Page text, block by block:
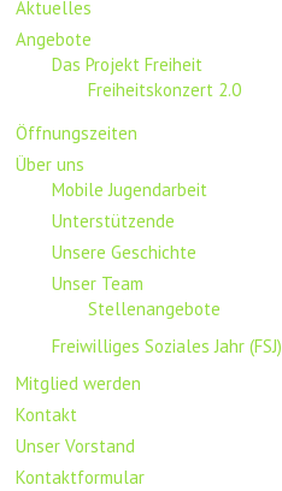
Aktuelles
Angebote
Das Projekt Freiheit
Freiheitskonzert 2.0
Öffnungszeiten
Über uns
Mobile Jugendarbeit
Unterstützende
Unsere Geschichte
Unser Team
Stellenangebote
Freiwilliges Soziales Jahr (FSJ)
Mitglied werden
Kontakt
Unser Vorstand
Kontaktformular